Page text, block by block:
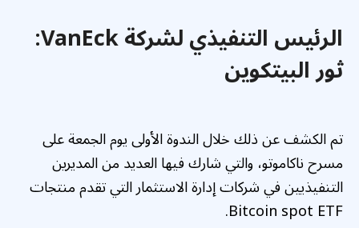
الرئيس التنفيذي لشركة VanEck:
ثور البيتكوين
تم الكشف عن ذلك خلال الندوة الأولى يوم الجمعة على
مسرح ناكاموتو، والتي شارك فيها العديد من المديرين
التنفيذيين في شركات إدارة الاستثمار التي تقدم منتجات
Bitcoin spot ETF.